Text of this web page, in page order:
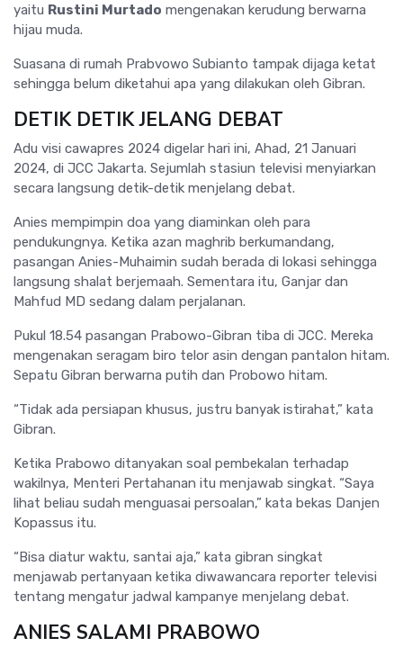
yaitu Rustini Murtado mengenakan kerudung berwarna
hijau muda.
Suasana di rumah Prabvowo Subianto tampak dijaga ketat
sehingga belum diketahui apa yang dilakukan oleh Gibran.
DETIK DETIK JELANG DEBAT
Adu visi cawapres 2024 digelar hari ini, Ahad, 21 Januari
2024, di JCC Jakarta. Sejumlah stasiun televisi menyiarkan
secara langsung detik-detik menjelang debat.
Anies mempimpin doa yang diaminkan oleh para
pendukungnya. Ketika azan maghrib berkumandang,
pasangan Anies-Muhaimin sudah berada di lokasi sehingga
langsung shalat berjemaah. Sementara itu, Ganjar dan
Mahfud MD sedang dalam perjalanan.
Pukul 18.54 pasangan Prabowo-Gibran tiba di JCC. Mereka
mengenakan seragam biro telor asin dengan pantalon hitam.
Sepatu Gibran berwarna putih dan Probowo hitam.
“Tidak ada persiapan khusus, justru banyak istirahat,” kata
Gibran.
Ketika Prabowo ditanyakan soal pembekalan terhadap
wakilnya, Menteri Pertahanan itu menjawab singkat. “Saya
lihat beliau sudah menguasai persoalan,” kata bekas Danjen
Kopassus itu.
“Bisa diatur waktu, santai aja,” kata gibran singkat
menjawab pertanyaan ketika diwawancara reporter televisi
tentang mengatur jadwal kampanye menjelang debat.
ANIES SALAMI PRABOWO